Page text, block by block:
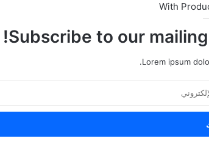
With
Subscribe to our
Lorem ipsum